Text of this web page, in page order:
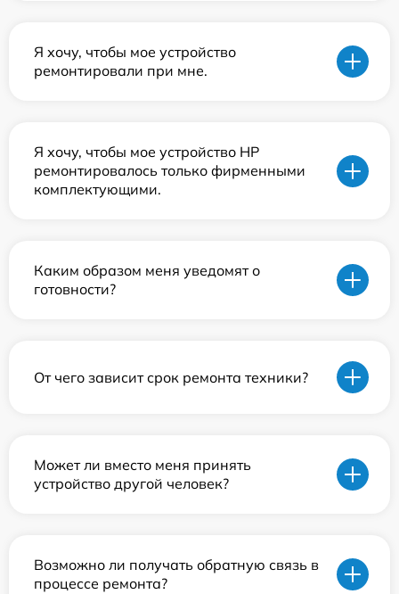
Я хочу, чтобы мое устройство
ремонтировали при мне.
Я хочу, чтобы мое устройство HP
ремонтировалось только фирменными
комплектующими.
Каким образом меня уведомят о
готовности?
От чего зависит срок ремонта техники?
Может ли вместо меня принять
устройство другой человек?
Возможно ли получать обратную связь в
процессе ремонта?